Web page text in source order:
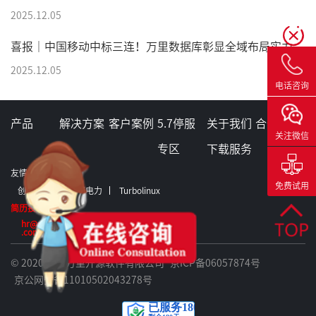
2025.12.05
喜报｜中国移动中标三连！万里数据库彰显全域布局实力
2025.12.05
产品 解决方案 客户案例 5.7停服
专区
关于我们 合作伙伴
下载服务
友情链接：
创意信息 格蒂电力 Turbolinux
简历投递:
hr@greatdb
.com
© 2020 北京万里开源软件有限公司 京ICP备06057874号
京公网安备11010502043278号
电话咨询
关注微信
免费试用